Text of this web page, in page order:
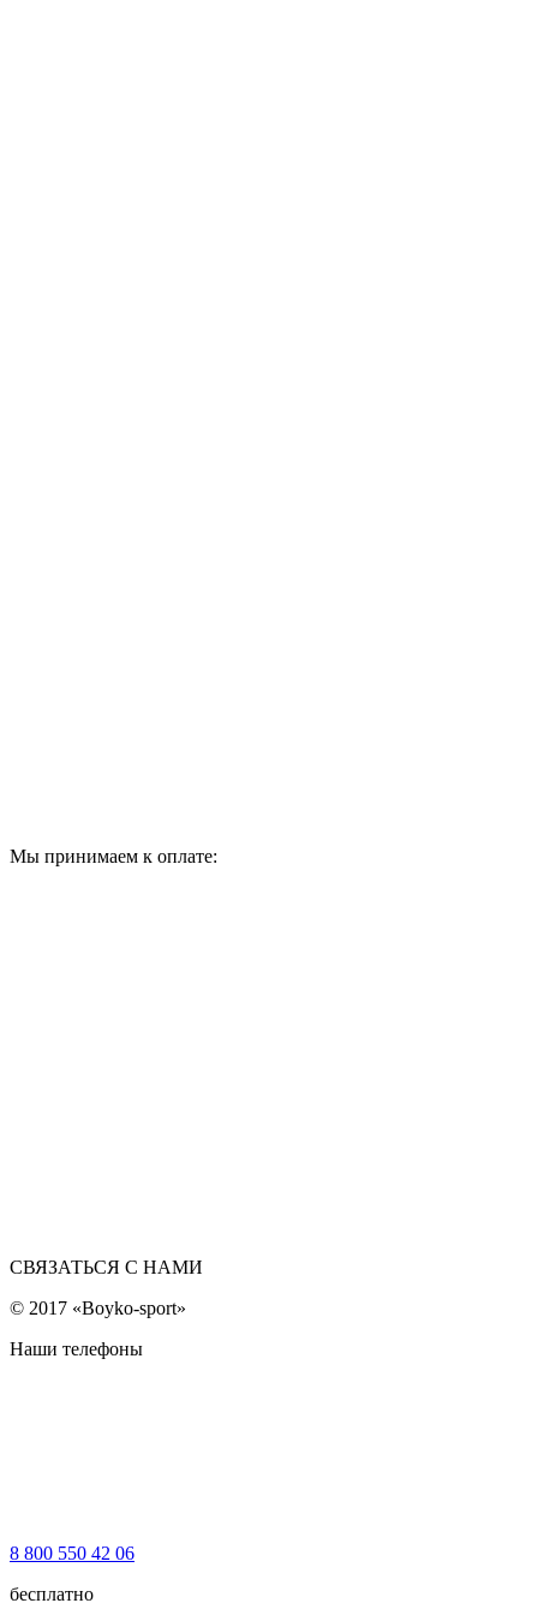
Мы принимаем к оплате:
СВЯЗАТЬСЯ С НАМИ
© 2017 «Boyko-sport»
Наши телефоны
8 800 550 42 06
бесплатно